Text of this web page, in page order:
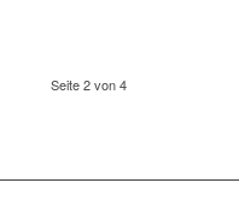
Seite 2 von 4